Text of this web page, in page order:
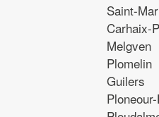
Saint-
Carhaix-
Melgven
Plomelin
Guilers